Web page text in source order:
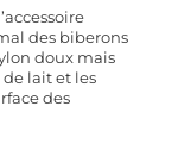
des biberons
doux mais
lait et les
des